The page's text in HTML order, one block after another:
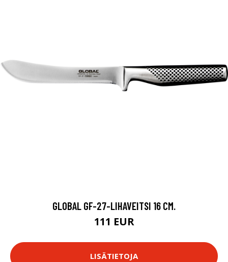
GLOBAL GF-27-LIHAVEITSI 16 CM.
111 EUR
LISÄTIETOJA